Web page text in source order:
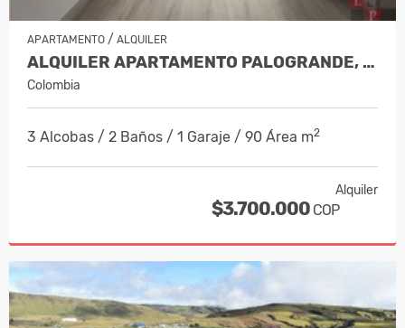
APARTAMENTO / ALQUILER
ALQUILER APARTAMENTO PALOGRANDE, MA…
Colombia
3 Alcobas / 2 Baños / 1 Garaje / 90 Área m2
Alquiler
$3.700.000 COP